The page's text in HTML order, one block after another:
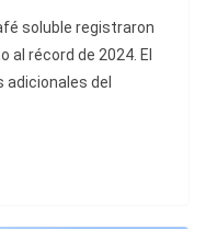
soluble registraron
al récord de 2024. El
del